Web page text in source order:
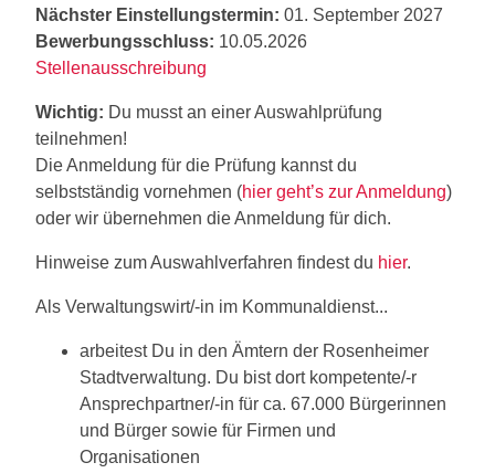
Nächster Einstellungstermin: 01. September 2027
Bewerbungsschluss: 10.05.2026
Stellenausschreibung
Wichtig: Du musst an einer Auswahlprüfung
teilnehmen!
Die Anmeldung für die Prüfung kannst du
selbstständig vornehmen (hier geht’s zur Anmeldung)
oder wir übernehmen die Anmeldung für dich.
Hinweise zum Auswahlverfahren findest du hier.
Als Verwaltungswirt/-in im Kommunaldienst...
arbeitest Du in den Ämtern der Rosenheimer
Stadtverwaltung. Du bist dort kompetente/-r
Ansprechpartner/-in für ca. 67.000 Bürgerinnen
und Bürger sowie für Firmen und
Organisationen